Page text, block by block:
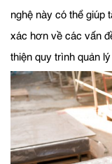
nghệ này có thể giúp
xác hơn về các vấn
thiện quy trình quản